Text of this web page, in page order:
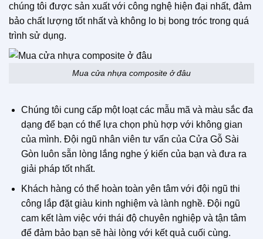
chúng tôi được sản xuất với công nghệ hiện đại nhất, đảm
bảo chất lượng tốt nhất và không lo bị bong tróc trong quá
trình sử dụng.
Mua cửa nhựa composite ở đâu
Chúng tôi cung cấp một loạt các mẫu mã và màu sắc đa
dạng để bạn có thể lựa chọn phù hợp với không gian
của mình. Đội ngũ nhân viên tư vấn của Cửa Gỗ Sài
Gòn luôn sẵn lòng lắng nghe ý kiến của bạn và đưa ra
giải pháp tốt nhất.
Khách hàng có thể hoàn toàn yên tâm với đội ngũ thi
công lắp đặt giàu kinh nghiệm và lành nghề. Đội ngũ
cam kết làm việc với thái độ chuyên nghiệp và tận tâm
để đảm bảo bạn sẽ hài lòng với kết quả cuối cùng.